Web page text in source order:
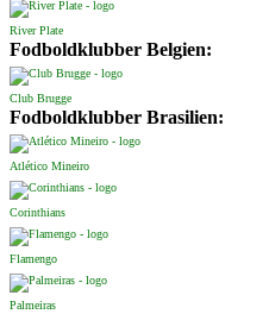
River Plate
Fodboldklubber Belgien:
Club Brugge
Fodboldklubber Brasilien:
Atlético Mineiro
Corinthians
Flamengo
Palmeiras